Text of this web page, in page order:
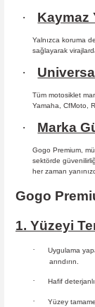
· Kaymaz
Yalnızca koruma
sağlayarak
·
Tüm motosiklet
Yamaha, CfMoto,
· Marka
Gogo Premium,
sektörde
her zaman
Gogo
1. Yüzeyi
·
Uygulama
arındırın.
· Hafif
· Yüzey